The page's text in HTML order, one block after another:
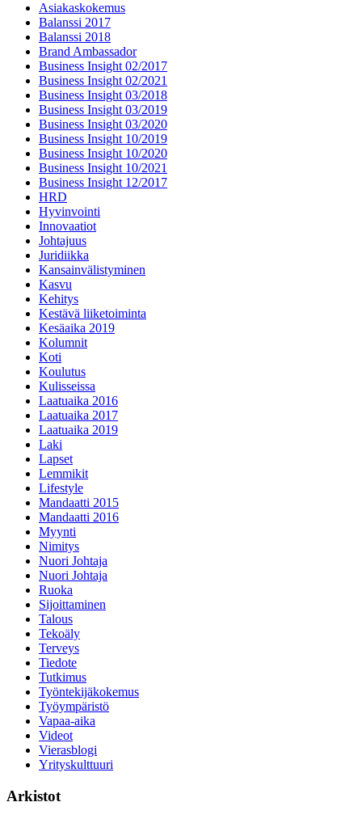
Asiakaskokemus
Balanssi 2017
Balanssi 2018
Brand Ambassador
Business Insight 02/2017
Business Insight 02/2021
Business Insight 03/2018
Business Insight 03/2019
Business Insight 03/2020
Business Insight 10/2019
Business Insight 10/2020
Business Insight 10/2021
Business Insight 12/2017
HRD
Hyvinvointi
Innovaatiot
Johtajuus
Juridiikka
Kansainvälistyminen
Kasvu
Kehitys
Kestävä liiketoiminta
Kesäaika 2019
Kolumnit
Koti
Koulutus
Kulisseissa
Laatuaika 2016
Laatuaika 2017
Laatuaika 2019
Laki
Lapset
Lemmikit
Lifestyle
Mandaatti 2015
Mandaatti 2016
Myynti
Nimitys
Nuori Johtaja
Nuori Johtaja
Ruoka
Sijoittaminen
Talous
Tekoäly
Terveys
Tiedote
Tutkimus
Työntekijäkokemus
Työympäristö
Vapaa-aika
Videot
Vierasblogi
Yrityskulttuuri
Arkistot